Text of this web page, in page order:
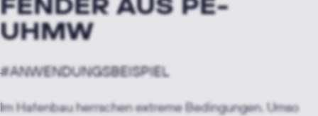
UHMW
#ANWENDUNGSBEISPIEL
Im Hafenbau herrschen extreme Bedingungen. Umso